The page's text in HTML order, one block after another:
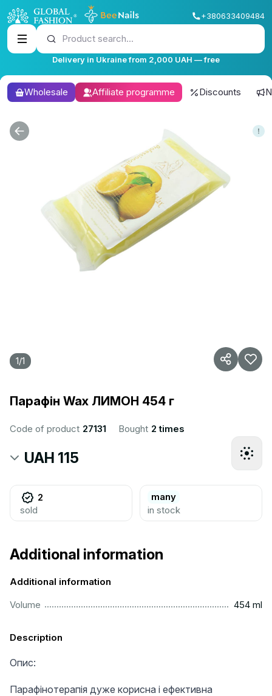
+380633409484
Product search...
Delivery in Ukraine from 2,000 UAH — free
Wholesale Affiliate programme Discounts
1/1
Парафін Wax ЛИМОН 454 г
Code of product 27131 Bought 2 times
UAH 115
2
sold
many
in stock
Additional information
Additional information
Volume
454 ml
Description
Опис:
Парафінотерапія дуже корисна і ефективна